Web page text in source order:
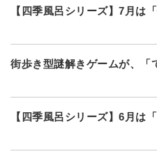
【四季風呂シリーズ】7月は「
街歩き型謎解きゲームが、「
【四季風呂シリーズ】6月は